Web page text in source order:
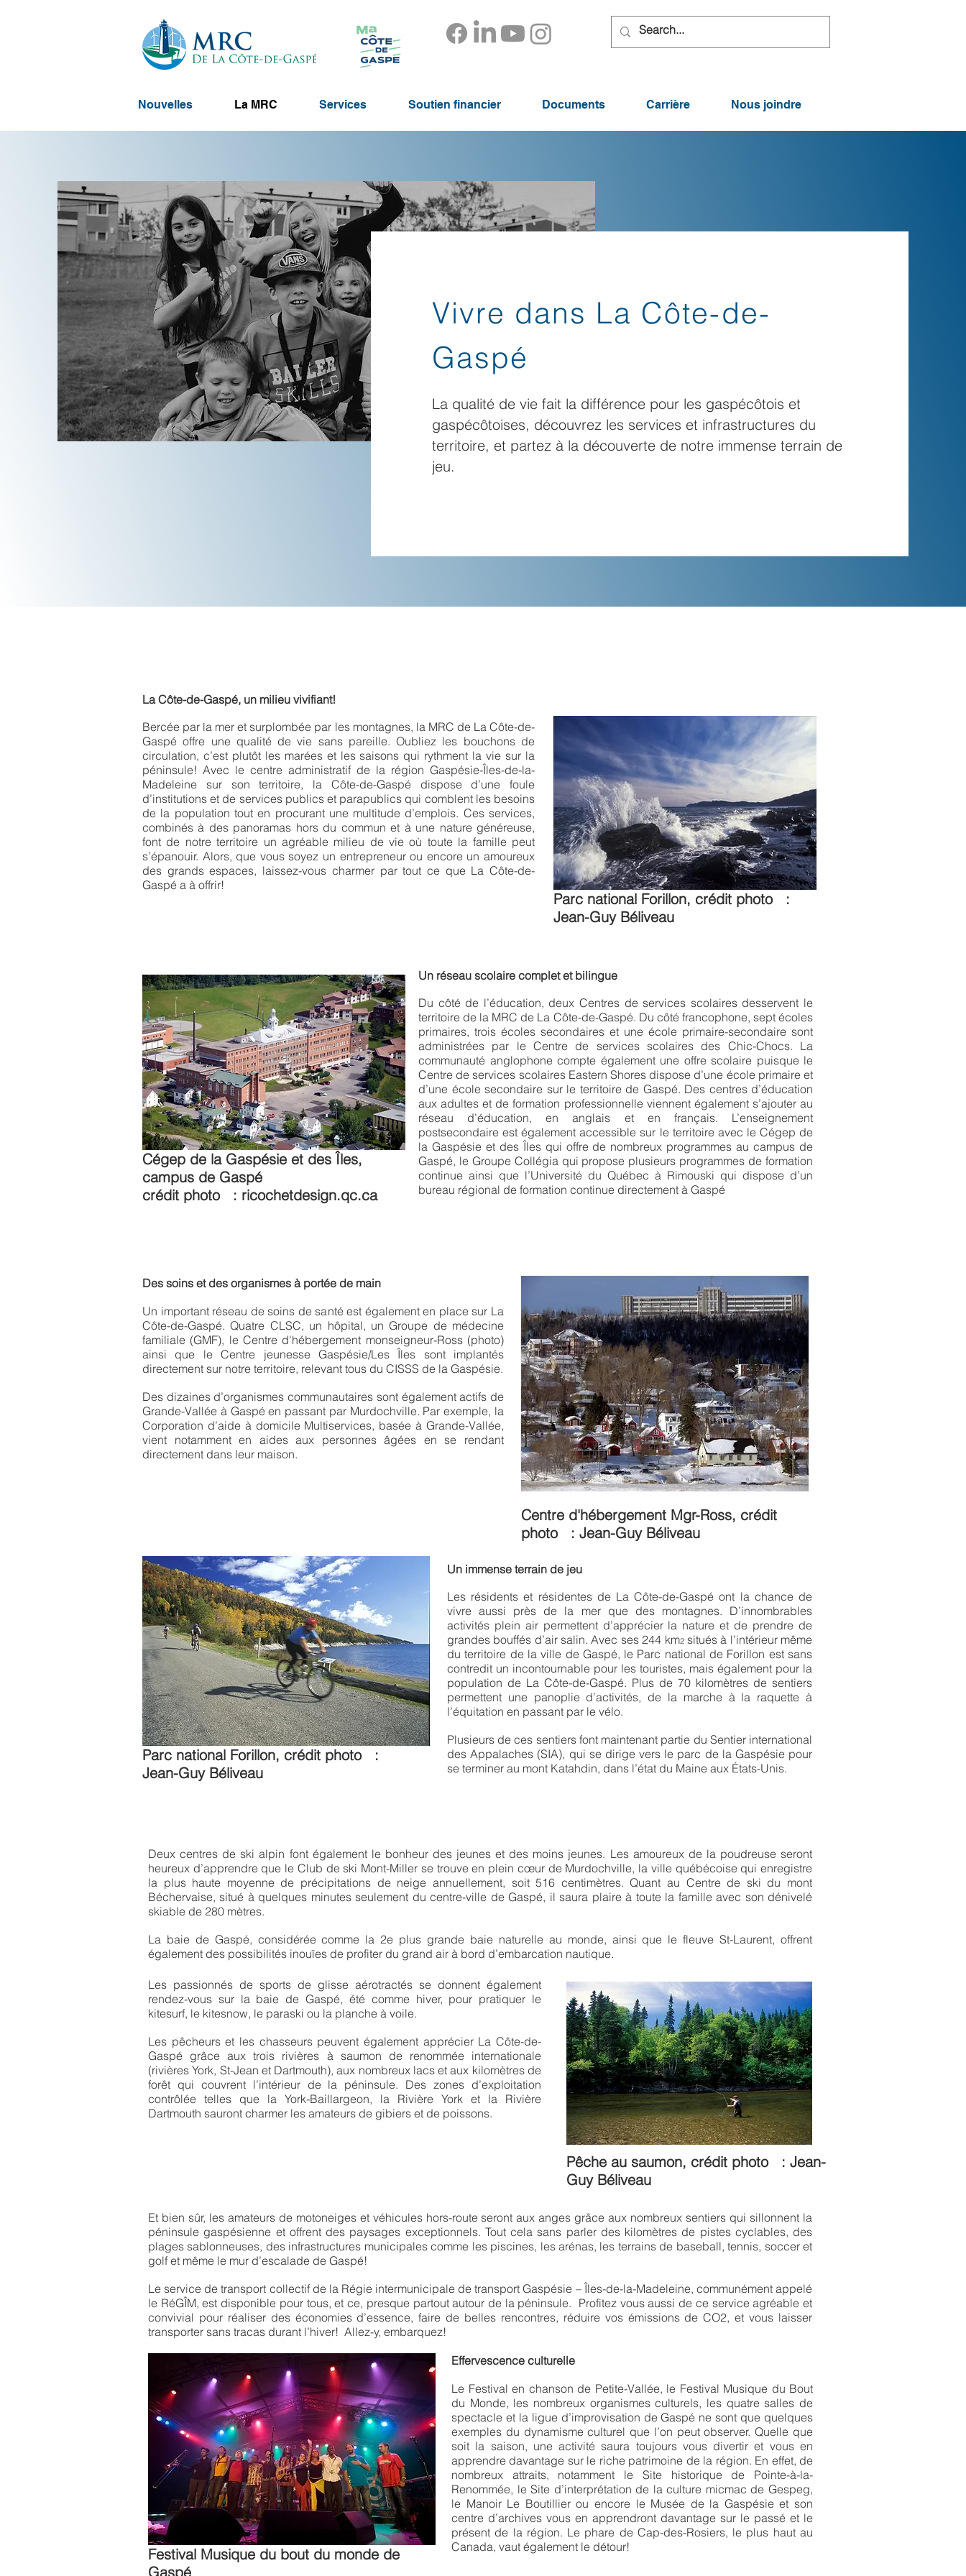
Nouvelles La MRC Services Soutien financier Documents Carrière Nous joindre
Vivre dans La Côte-de-
Gaspé
La qualité de vie fait la différence pour les gaspécôtois et
gaspécôtoises, découvrez les services et infrastructures du
territoire, et partez à la découverte de notre immense terrain de
jeu.
La Côte-de-Gaspé, un milieu vivifiant!
Bercée par la mer et surplombée par les montagnes, la MRC de La Côte-de-
Gaspé offre une qualité de vie sans pareille. Oubliez les bouchons de
circulation, c’est plutôt les marées et les saisons qui rythment la vie sur la
péninsule! Avec le centre administratif de la région Gaspésie-Îles-de-la-
Madeleine sur son territoire, la Côte-de-Gaspé dispose d’une foule
d’institutions et de services publics et parapublics qui comblent les besoins
de la population tout en procurant une multitude d’emplois. Ces services,
combinés à des panoramas hors du commun et à une nature généreuse,
font de notre territoire un agréable milieu de vie où toute la famille peut
s’épanouir. Alors, que vous soyez un entrepreneur ou encore un amoureux
des grands espaces, laissez-vous charmer par tout ce que La Côte-de-
Gaspé a à offrir!
Parc national Forillon, crédit photo :
Jean-Guy Béliveau
Cégep de la Gaspésie et des Îles,
campus de Gaspé
crédit photo : ricochetdesign.qc.ca
Un réseau scolaire complet et bilingue
Du côté de l’éducation, deux Centres de services scolaires desservent le
territoire de la MRC de La Côte-de-Gaspé. Du côté francophone, sept écoles
primaires, trois écoles secondaires et une école primaire-secondaire sont
administrées par le Centre de services scolaires des Chic-Chocs. La
communauté anglophone compte également une offre scolaire puisque le
Centre de services scolaires Eastern Shores dispose d’une école primaire et
d’une école secondaire sur le territoire de Gaspé. Des centres d’éducation
aux adultes et de formation professionnelle viennent également s’ajouter au
réseau d’éducation, en anglais et en français. L’enseignement
postsecondaire est également accessible sur le territoire avec le Cégep de
la Gaspésie et des Îles qui offre de nombreux programmes au campus de
Gaspé, le Groupe Collégia qui propose plusieurs programmes de formation
continue ainsi que l’Université du Québec à Rimouski qui dispose d’un
bureau régional de formation continue directement à Gaspé
Des soins et des organismes à portée de main
Un important réseau de soins de santé est également en place sur La
Côte-de-Gaspé. Quatre CLSC, un hôpital, un Groupe de médecine
familiale (GMF), le Centre d'hébergement monseigneur-Ross (photo)
ainsi que le Centre jeunesse Gaspésie/Les Îles sont implantés
directement sur notre territoire, relevant tous du CISSS de la Gaspésie.
Des dizaines d’organismes communautaires sont également actifs de
Grande-Vallée à Gaspé en passant par Murdochville. Par exemple, la
Corporation d’aide à domicile Multiservices, basée à Grande-Vallée,
vient notamment en aides aux personnes âgées en se rendant
directement dans leur maison.
Centre d'hébergement Mgr-Ross, crédit
photo : Jean-Guy Béliveau
Parc national Forillon, crédit photo :
Jean-Guy Béliveau
Un immense terrain de jeu
Les résidents et résidentes de La Côte-de-Gaspé ont la chance de
vivre aussi près de la mer que des montagnes. D’innombrables
activités plein air permettent d’apprécier la nature et de prendre de
grandes bouffés d’air salin. Avec ses 244 km2situés à l’intérieur même
du territoire de la ville de Gaspé, le Parc national de Forillon est sans
contredit un incontournable pour les touristes, mais également pour la
population de La Côte-de-Gaspé. Plus de 70 kilomètres de sentiers
permettent une panoplie d’activités, de la marche à la raquette à
l’équitation en passant par le vélo.
Plusieurs de ces sentiers font maintenant partie du Sentier international
des Appalaches (SIA), qui se dirige vers le parc de la Gaspésie pour
se terminer au mont Katahdin, dans l’état du Maine aux États-Unis.
Deux centres de ski alpin font également le bonheur des jeunes et des moins jeunes. Les amoureux de la poudreuse seront
heureux d’apprendre que le Club de ski Mont-Miller se trouve en plein cœur de Murdochville, la ville québécoise qui enregistre
la plus haute moyenne de précipitations de neige annuellement, soit 516 centimètres. Quant au Centre de ski du mont
Béchervaise, situé à quelques minutes seulement du centre-ville de Gaspé, il saura plaire à toute la famille avec son dénivelé
skiable de 280 mètres.
La baie de Gaspé, considérée comme la 2e plus grande baie naturelle au monde, ainsi que le fleuve St-Laurent, offrent
également des possibilités inouïes de profiter du grand air à bord d’embarcation nautique.
Les passionnés de sports de glisse aérotractés se donnent également
rendez-vous sur la baie de Gaspé, été comme hiver, pour pratiquer le
kitesurf, le kitesnow, le paraski ou la planche à voile.
Les pêcheurs et les chasseurs peuvent également apprécier La Côte-de-
Gaspé grâce aux trois rivières à saumon de renommée internationale
(rivières York, St-Jean et Dartmouth), aux nombreux lacs et aux kilomètres de
forêt qui couvrent l’intérieur de la péninsule. Des zones d’exploitation
contrôlée telles que la York-Baillargeon, la Rivière York et la Rivière
Dartmouth sauront charmer les amateurs de gibiers et de poissons.
Pêche au saumon, crédit photo : Jean-
Guy Béliveau
Et bien sûr, les amateurs de motoneiges et véhicules hors-route seront aux anges grâce aux nombreux sentiers qui sillonnent la
péninsule gaspésienne et offrent des paysages exceptionnels. Tout cela sans parler des kilomètres de pistes cyclables, des
plages sablonneuses, des infrastructures municipales comme les piscines, les arénas, les terrains de baseball, tennis, soccer et
golf et même le mur d’escalade de Gaspé!
Le service de transport collectif de la Régie intermunicipale de transport Gaspésie – Îles-de-la-Madeleine, communément appelé
le RéGÎM, est disponible pour tous, et ce, presque partout autour de la péninsule. Profitez vous aussi de ce service agréable et
convivial pour réaliser des économies d’essence, faire de belles rencontres, réduire vos émissions de CO2, et vous laisser
transporter sans tracas durant l’hiver! Allez-y, embarquez!
Festival Musique du bout du monde de
Gaspé
Effervescence culturelle
Le Festival en chanson de Petite-Vallée, le Festival Musique du Bout
du Monde, les nombreux organismes culturels, les quatre salles de
spectacle et la ligue d’improvisation de Gaspé ne sont que quelques
exemples du dynamisme culturel que l’on peut observer. Quelle que
soit la saison, une activité saura toujours vous divertir et vous en
apprendre davantage sur le riche patrimoine de la région. En effet, de
nombreux attraits, notamment le Site historique de Pointe-à-la-
Renommée, le Site d’interprétation de la culture micmac de Gespeg,
le Manoir Le Boutillier ou encore le Musée de la Gaspésie et son
centre d’archives vous en apprendront davantage sur le passé et le
présent de la région. Le phare de Cap-des-Rosiers, le plus haut au
Canada, vaut également le détour!